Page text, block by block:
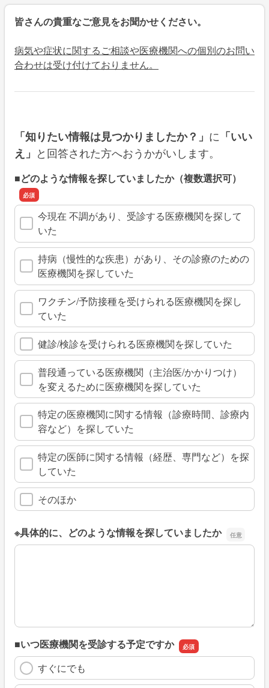
皆さんの貴重なご意見をお聞かせください。
病気や症状に関するご相談や医療機関への個別のお問い
合わせは受け付けておりません。
「知りたい情報は見つかりましたか？」 に 「いい
え」 と回答された方へおうかがいします。
■どのような情報を探していましたか（複数選択可）
今現在 不調があり、受診する医療機関を探して
いた
持病（慢性的な疾患）があり、その診療のための
医療機関を探していた
ワクチン/予防接種を受けられる医療機関を探し
ていた
健診/検診を受けられる医療機関を探していた
普段通っている医療機関（主治医/かかりつけ）
を変えるために医療機関を探していた
特定の医療機関に関する情報（診療時間、診療内
容など）を探していた
特定の医師に関する情報（経歴、専門など）を探
していた
そのほか
※具体的に、どのような情報を探していましたか
※具体的に、どのような情報を探していましたか
■いつ医療機関を受診する予定ですか
すぐにでも